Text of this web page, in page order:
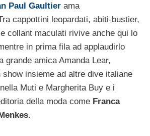
Paul Gaultier ama
cappottini leopardati, abiti-bustier,
collant maculati rivive anche qui lo
in prima fila ad applaudirlo
grande amica Amanda Lear,
insieme ad altre dive italiane
Muti e Margherita Buy e i
della moda come Franca
.